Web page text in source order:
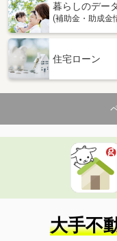
暮らしのデー
(補助金・助成金
住宅ローン
大手不